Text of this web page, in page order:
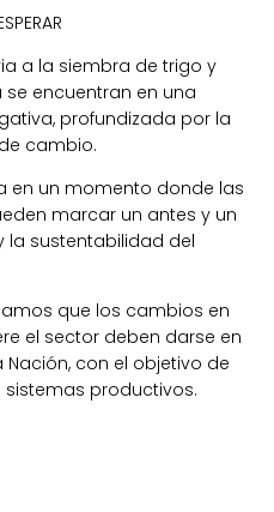
a la siembra de trigo y
encuentran en una
profundizada por la
cambio.
en un momento donde las
marcar un antes y un
sustentabilidad del
que los cambios en
el sector deben darse en
con el objetivo de
productivos.